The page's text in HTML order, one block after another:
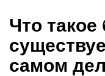
Что такое
самом